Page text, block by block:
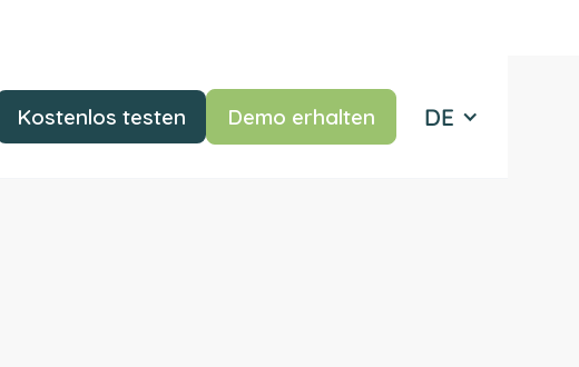
Kostenlos testen Demo erhalten DE